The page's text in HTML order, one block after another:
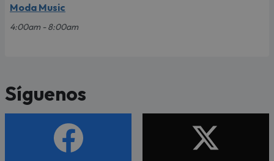
Moda Music
4:00am - 8:00am
Síguenos